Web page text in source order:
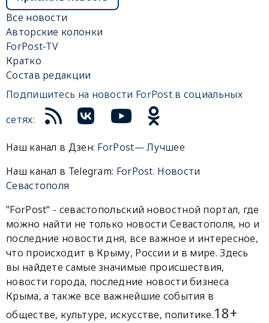
Все новости
Авторские колонки
ForPost-TV
Кратко
Состав редакции
Подпишитесь на новости ForPost в социальных
сетях:
Наш канал в Дзен: ForPost— Лучшее
Наш канал в Telegram: ForPost. Новости
Севастополя
"ForPost" - севастопольский новостной портал, где
можно найти не только новости Севастополя, но и
последние новости дня, все важное и интересное,
что происходит в Крыму, России и в мире. Здесь
вы найдете самые значимые происшествия,
новости города, последние новости бизнеса
Крыма, а также все важнейшие события в
обществе, культуре, искусстве, политике.18+